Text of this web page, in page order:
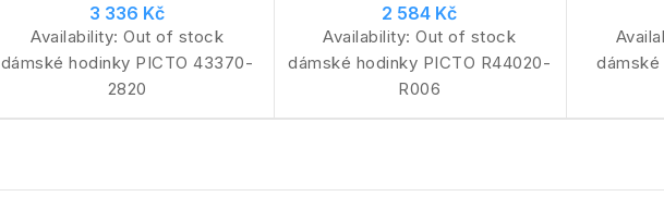
3 336 Kč
Availability:Out of stock
dámské hodinky PICTO 43370-
2820
2 584 Kč
Availability:Out of stock
dámské hodinky PICTO R44020-
R006
dámské